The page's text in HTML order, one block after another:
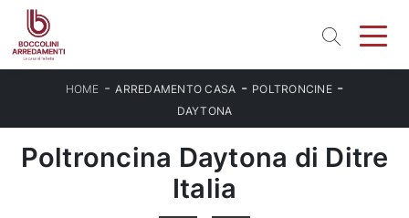
HOME -ARREDAMENTO CASA - POLTRONCINE -
DAYTONA
Poltroncina Daytona di Ditre
Italia